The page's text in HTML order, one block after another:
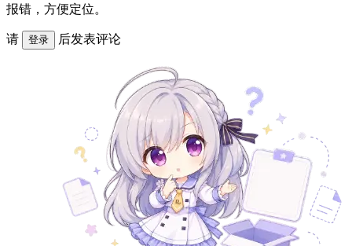
报错，方便定位。
请 登录 后发表评论